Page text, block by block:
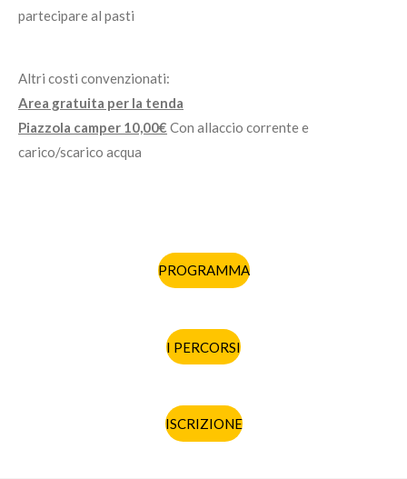
partecipare al pasti
Altri costi convenzionati:
Area gratuita per la tenda
Piazzola camper 10,00€ Con allaccio corrente e
carico/scarico acqua
PROGRAMMA
I PERCORSI
ISCRIZIONE